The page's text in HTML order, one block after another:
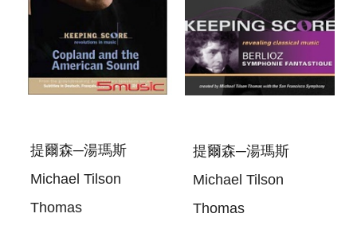
提爾森─湯瑪斯
Michael Tilson
Thomas
提爾森─湯瑪斯
Michael Tilson
Thomas